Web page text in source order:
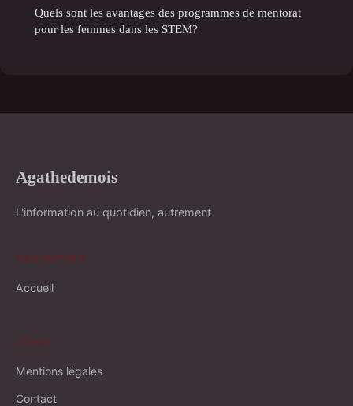
Quels sont les avantages des programmes de mentorat
pour les femmes dans les STEM?
Agathedemois
L'information au quotidien, autrement
NAVIGATION
Accueil
LÉGAL
Mentions légales
Contact